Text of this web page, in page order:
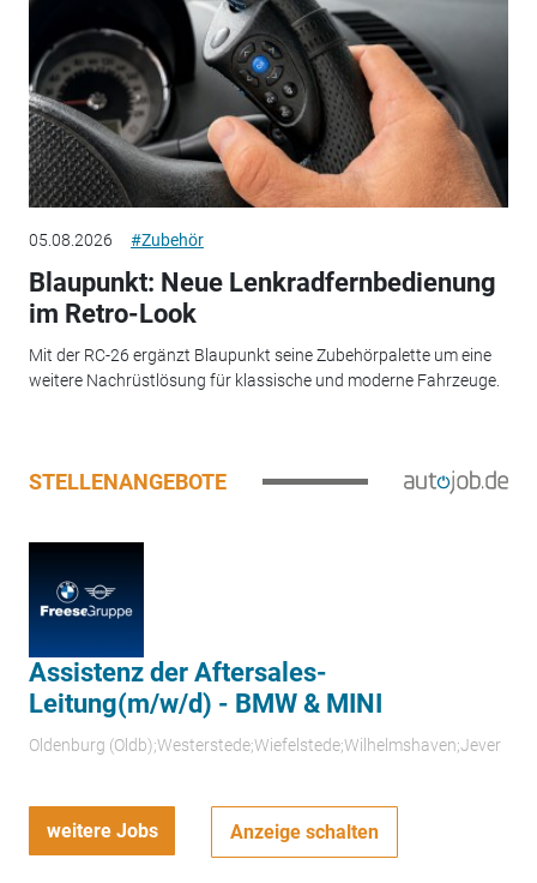
05.08.2026 #Zubehör
Blaupunkt: Neue Lenkradfernbedienung
im Retro-Look
Mit der RC-26 ergänzt Blaupunkt seine Zubehörpalette um eine
weitere Nachrüstlösung für klassische und moderne Fahrzeuge.
STELLENANGEBOTE
Assistenz der Aftersales-
Leitung(m/w/d) - BMW & MINI
Oldenburg (Oldb);Westerstede;Wiefelstede;Wilhelmshaven;Jever
weitere Jobs Anzeige schalten